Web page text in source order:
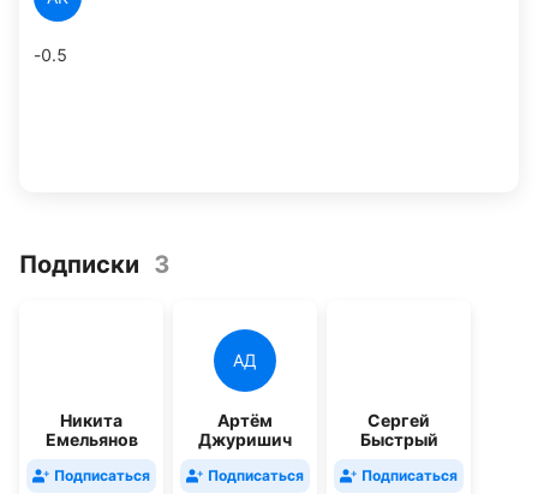
-0.5
Подписки 3
Никита
Емельянов
Подписаться
АД
Артём
Джуришич
Подписаться
Сергей
Быстрый
Подписаться